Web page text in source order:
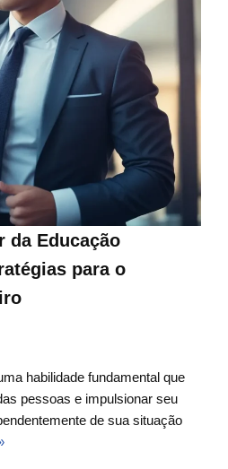
da Educação
para o
habilidade fundamental que
pessoas e impulsionar seu
de sua situação